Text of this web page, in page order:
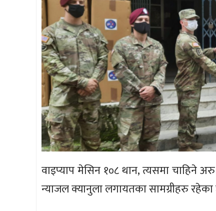
वाइप्याप मेसिन १०८ थान, त्यसमा चाहिने
न्याजल क्यानुला लगायतका सामग्रीहरु